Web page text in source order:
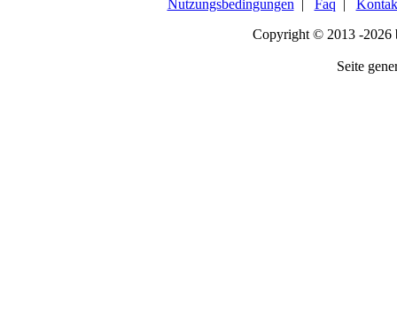
Nutzungsbedingungen Faq
Copyright © 2013 -2026
Seite